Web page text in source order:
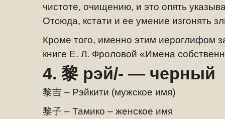
чистоте, очищению, и это опять
Отсюда, кстати и ее умение изгонять
Кроме того, именно этим иероглифом
книге Е. Л. Фроловой «Имена
4. 黎рэй/- — черный
黎吉 – Рэйкити (мужское имя)
黎子 – Тамико – женское имя